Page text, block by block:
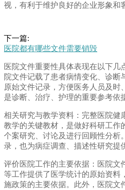
视，有利于维护良好的企业形象和
下一篇:
医院都有哪些文件需要销毁
医院文件重要性具体表现在以下几
院文件记载了患者病情变化、诊断
原始文件记录，方便医务人员及时
是诊断、治疗、护理的重要参考依
相关研究与教学资料：完整医院健
教学的关键教材，是做好科研工作
个案研究、讨论及进行回顾性分析
录，也为病症调查、描述性研究提
评价医院工作的主要依据：医院文
等工作提供了医学统计的原始资料
施政策的主要依据。此外，医院文